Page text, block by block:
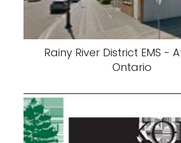
Rainy River District EMS -
Ontario